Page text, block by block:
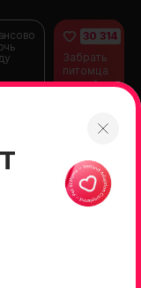
30 314
Забрать
питомца
домой